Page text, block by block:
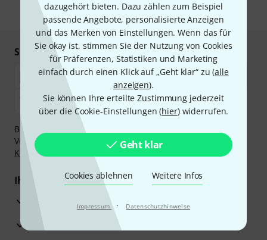
dazugehört bieten. Dazu zählen zum Beispiel
passende Angebote, personalisierte Anzeigen
und das Merken von Einstellungen. Wenn das für
Sie okay ist, stimmen Sie der Nutzung von Cookies
für Präferenzen, Statistiken und Marketing
einfach durch einen Klick auf „Geht klar“ zu (alle
anzeigen).
Sie können Ihre erteilte Zustimmung jederzeit
über die Cookie-Einstellungen (hier) widerrufen.
Geht klar
Cookies ablehnen Weitere Infos
Impressum · Datenschutzhinweise
* Pflichtfeld
Sicher einkaufen & bezahlen
Bezahlen Sie vertraulich und sicher per Nachnahme,
Vorkasse, PayPal, Amazon Pay,Klarna Sofort bezahlen,
Klarna Ratenzahlung
Ihre Vorteile
3 Jahre Thomann Garantie
30 Tage Money-Back-Garantie